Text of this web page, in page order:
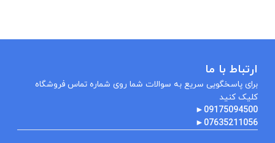
ارتباط با ما
برای پاسخگویی سریع به سوالات شما روی شماره تماس فروشگاه
کلیک کنید
09175094500
►
07635211056
►